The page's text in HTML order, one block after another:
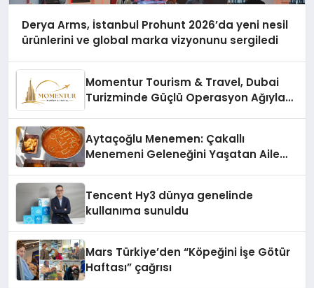
Derya Arms, İstanbul Prohunt 2026’da yeni nesil
ürünlerini ve global marka vizyonunu sergiledi
Momentur Tourism & Travel, Dubai
Turizminde Güçlü Operasyon Ağıyla
Aytaçoğlu Menemen: Çakallı
Menemeni Geleneğini Yaşatan Aile
Tencent Hy3 dünya genelinde
kullanıma sunuldu
Mars Türkiye’den “Köpeğini İşe Götür
Haftası” çağrısı